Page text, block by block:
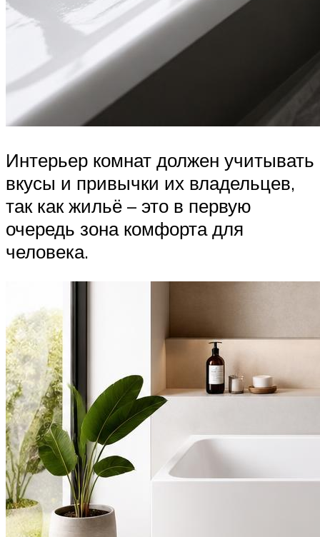
Интерьер комнат должен учитывать
вкусы и привычки их владельцев,
так как жильё – это в первую
очередь зона комфорта для
человека.